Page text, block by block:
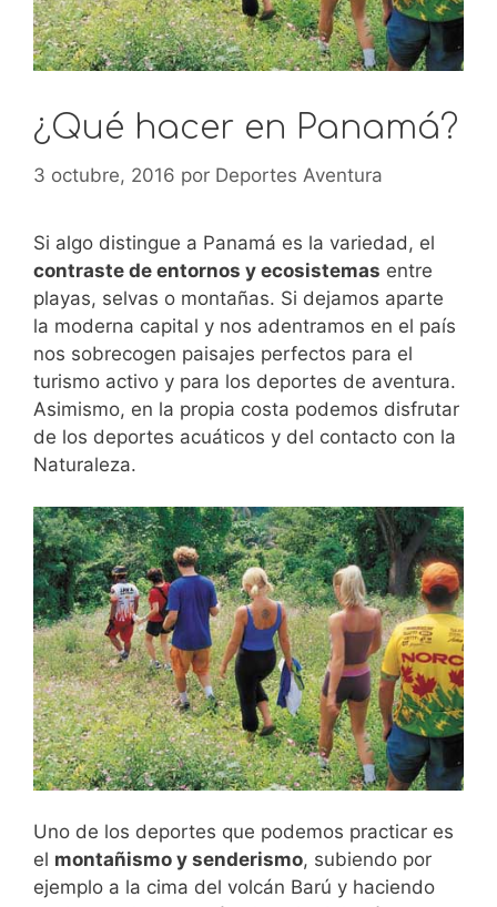
¿Qué hacer en Panamá?
3 octubre, 2016 por Deportes Aventura
Si algo distingue a Panamá es la variedad, el
contraste de entornos y ecosistemas entre
playas, selvas o montañas. Si dejamos aparte
la moderna capital y nos adentramos en el país
nos sobrecogen paisajes perfectos para el
turismo activo y para los deportes de aventura.
Asimismo, en la propia costa podemos disfrutar
de los deportes acuáticos y del contacto con la
Naturaleza.
Uno de los deportes que podemos practicar es
el montañismo y senderismo, subiendo por
ejemplo a la cima del volcán Barú y haciendo